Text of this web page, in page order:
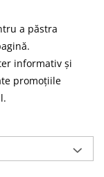
a păstra
informativ și
promoțiile